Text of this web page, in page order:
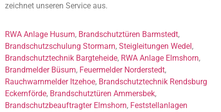
zeichnet unseren Service aus.
RWA Anlage Husum, Brandschutztüren Barmstedt,
Brandschutzschulung Stormarn, Steigleitungen Wedel,
Brandschutztechnik Bargteheide, RWA Anlage Elmshorn,
Brandmelder Büsum, Feuermelder Norderstedt,
Rauchwarnmelder Itzehoe, Brandschutztechnik Rendsburg
Eckernförde, Brandschutztüren Ammersbek,
Brandschutzbeauftragter Elmshorn, Feststellanlagen